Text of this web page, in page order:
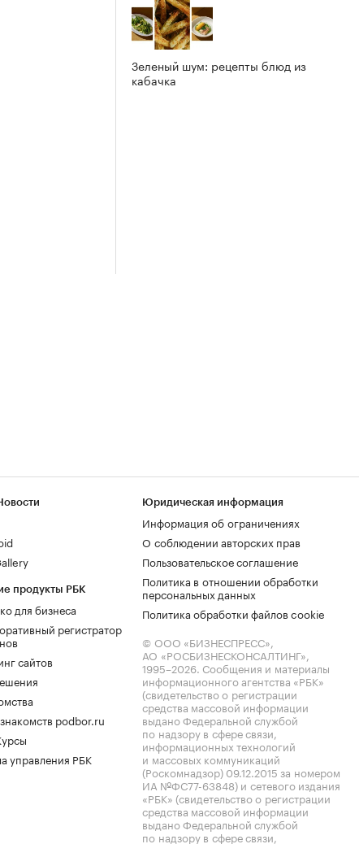
Зеленый шум: рецепты блюд из
кабачка
продукты РБК
для бизнеса
регистратор
сайтов
podbor.ru
управления РБК
Юридическая информация
Информация об ограничениях
О соблюдении авторских прав
Пользовательское соглашение
Политика в отношении обработки
персональных данных
Политика обработки файлов cookie
© ООО «БИЗНЕСПРЕСС»,
АО «РОСБИЗНЕСКОНСАЛТИНГ»,
1995–2026. Сообщения и материалы
информационного агентства «РБК»
(свидетельство о регистрации
средства массовой информации
выдано Федеральной службой
по надзору в сфере связи,
информационных технологий
и массовых коммуникаций
(Роскомнадзор) 09.12.2015 за номером
ИА №ФС77-63848) и сетевого издания
«РБК» (свидетельство о регистрации
средства массовой информации
выдано Федеральной службой
по надзору в сфере связи,